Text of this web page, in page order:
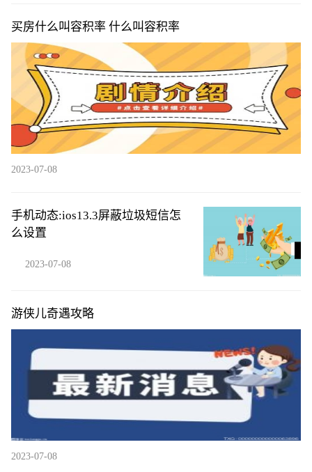
买房什么叫容积率 什么叫容积率
2023-07-08
手机动态:ios13.3屏蔽垃圾短信怎
么设置
2023-07-08
游侠儿奇遇攻略
2023-07-08